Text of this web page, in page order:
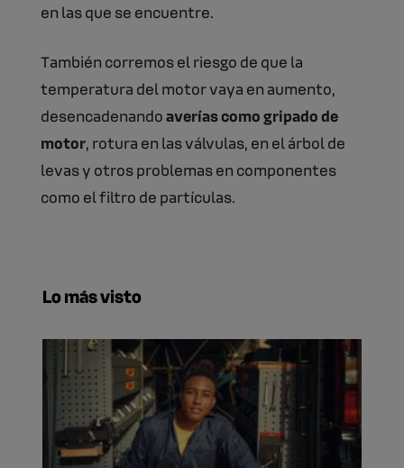
en las que se encuentre.
También corremos el riesgo de que la
temperatura del motor vaya en aumento,
desencadenandoaverías como gripado de
motor, rotura en las válvulas, en el árbol de
levas y otros problemas en componentes
como el filtro de partículas.
Lo más visto